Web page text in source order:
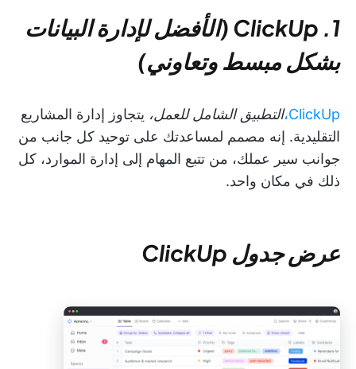
1. ClickUp (الأفضل لإدارة البيانات
بشكل مبسط وتعاوني)
ClickUp، التطبيق الشامل للعمل، يتجاوز إدارة المشاريع
التقليدية. إنه مصمم لمساعدتك على توحيد كل جانب من
جوانب سير عملك، من تتبع المهام إلى إدارة الموارد، كل
ذلك في مكان واحد.
عرض جدول ClickUp